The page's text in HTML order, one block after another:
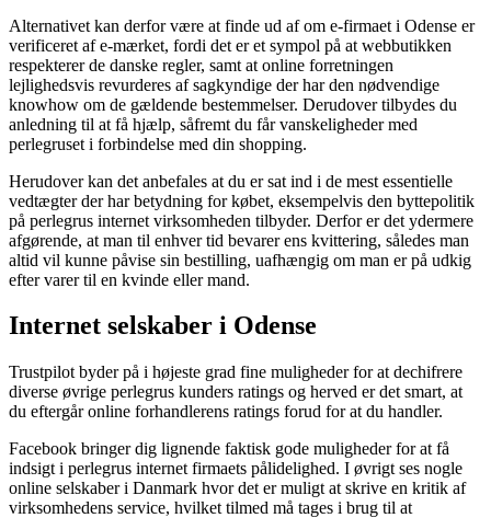
Alternativet kan derfor være at finde ud af om e-firmaet i Odense er
verificeret af e-mærket, fordi det er et sympol på at webbutikken
respekterer de danske regler, samt at online forretningen
lejlighedsvis revurderes af sagkyndige der har den nødvendige
knowhow om de gældende bestemmelser. Derudover tilbydes du
anledning til at få hjælp, såfremt du får vanskeligheder med
perlegruset i forbindelse med din shopping.
Herudover kan det anbefales at du er sat ind i de mest essentielle
vedtægter der har betydning for købet, eksempelvis den byttepolitik
på perlegrus internet virksomheden tilbyder. Derfor er det ydermere
afgørende, at man til enhver tid bevarer ens kvittering, således man
altid vil kunne påvise sin bestilling, uafhængig om man er på udkig
efter varer til en kvinde eller mand.
Internet selskaber i Odense
Trustpilot byder på i højeste grad fine muligheder for at dechifrere
diverse øvrige perlegrus kunders ratings og herved er det smart, at
du eftergår online forhandlerens ratings forud for at du handler.
Facebook bringer dig lignende faktisk gode muligheder for at få
indsigt i perlegrus internet firmaets pålidelighed. I øvrigt ses nogle
online selskaber i Danmark hvor det er muligt at skrive en kritik af
virksomhedens service, hvilket tilmed må tages i brug til at